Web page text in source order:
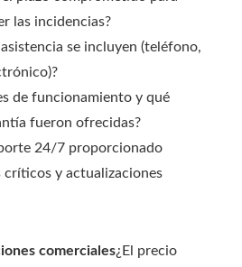
las incidencias?
se incluyen (teléfono,
de funcionamiento y qué
fueron ofrecidas?
24/7 proporcionado
y actualizaciones
comerciales¿El precio